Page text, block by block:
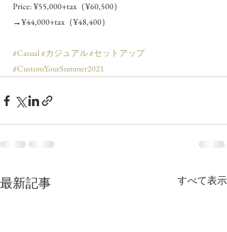
Price: ¥55,000+tax（¥60,500）
→¥44,000+tax（¥48,400）
#Casual#カジュアル#セットアップ
#CustomYourSummer2021
最新記事 すべて表示